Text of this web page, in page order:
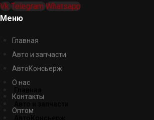
Vk Telegram Whatsapp
Меню
Главная
Авто и запчасти
АвтоКонсьерж
О нас
Контакты
Оптом